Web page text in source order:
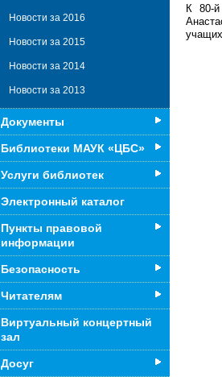
К 80-й
Новости за 2016
Новости за 2015
Новости за 2014
Новости за 2013
Документы
Библиотеки МАУК «ЦБС»
Услуги библиотек
Электронный каталог
Пункты правовой
информации
Безопасность
Читателям
Виртуальный концертный
зал
Досуг